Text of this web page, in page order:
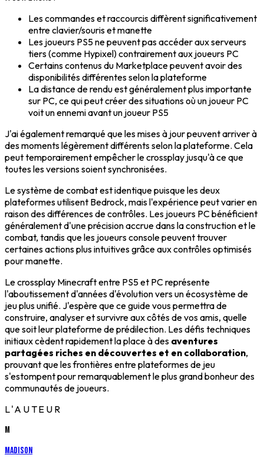
Les commandes et raccourcis diffèrent significativement
entre clavier/souris et manette
Les joueurs PS5 ne peuvent pas accéder aux serveurs
tiers (comme Hypixel) contrairement aux joueurs PC
Certains contenus du Marketplace peuvent avoir des
disponibilités différentes selon la plateforme
La distance de rendu est généralement plus importante
sur PC, ce qui peut créer des situations où un joueur PC
voit un ennemi avant un joueur PS5
J'ai également remarqué que les mises à jour peuvent arriver à
des moments légèrement différents selon la plateforme. Cela
peut temporairement empêcher le crossplay jusqu'à ce que
toutes les versions soient synchronisées.
Le système de combat est identique puisque les deux
plateformes utilisent Bedrock, mais l'expérience peut varier en
raison des différences de contrôles. Les joueurs PC bénéficient
généralement d'une précision accrue dans la construction et le
combat, tandis que les joueurs console peuvent trouver
certaines actions plus intuitives grâce aux contrôles optimisés
pour manette.
Le crossplay Minecraft entre PS5 et PC représente
l'aboutissement d'années d'évolution vers un écosystème de
jeu plus unifié. J'espère que ce guide vous permettra de
construire, analyser et survivre aux côtés de vos amis, quelle
que soit leur plateforme de prédilection. Les défis techniques
initiaux cèdent rapidement la place à des aventures
partagées riches en découvertes et en collaboration,
prouvant que les frontières entre plateformes de jeu
s'estompent pour remarquablement le plus grand bonheur des
communautés de joueurs.
L'AUTEUR
M
Madison